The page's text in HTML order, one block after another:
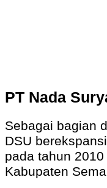
PT Nada
Sebagai bagian
DSU
pada tahun
Kabupaten